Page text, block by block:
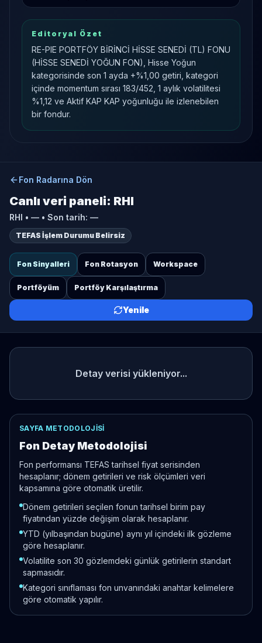
Editoryal Özet
RE-PIE PORTFÖY BİRİNCİ HİSSE SENEDİ (TL) FONU
(HİSSE SENEDİ YOĞUN FON), Hisse Yoğun
kategorisinde son 1 ayda +%1,00 getiri, kategori
içinde momentum sırası 183/452, 1 aylık volatilitesi
%1,12 ve Aktif KAP KAP yoğunluğu ile izlenebilen
bir fondur.
Fon Radarına Dön
Canlı veri paneli: RHI
RHI • — • Son tarih: —
TEFAS İşlem Durumu Belirsiz
Fon Sinyalleri Fon Rotasyon Workspace
Portföyüm Portföy Karşılaştırma
Yenile
Detay verisi yükleniyor...
SAYFA METODOLOJISI
Fon Detay Metodolojisi
Fon performansı TEFAS tarihsel fiyat serisinden
hesaplanır; dönem getirileri ve risk ölçümleri veri
kapsamına göre otomatik üretilir.
Dönem getirileri seçilen fonun tarihsel birim pay
fiyatından yüzde değişim olarak hesaplanır.
YTD (yılbaşından bugüne) aynı yıl içindeki ilk gözleme
göre hesaplanır.
Volatilite son 30 gözlemdeki günlük getirilerin standart
sapmasıdır.
Kategori sınıflaması fon unvanındaki anahtar kelimelere
göre otomatik yapılır.